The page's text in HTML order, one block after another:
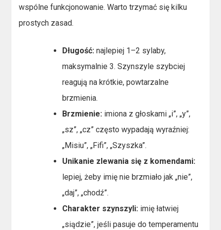
wspólne funkcjonowanie. Warto trzymać się kilku
prostych zasad.
Długość: najlepiej 1–2 sylaby,
maksymalnie 3. Szynszyle szybciej
reagują na krótkie, powtarzalne
brzmienia.
Brzmienie: imiona z głoskami „i”, „y”,
„sz”, „cz” często wypadają wyraźniej:
„Misiu”, „Fifi”, „Szyszka”.
Unikanie zlewania się z komendami:
lepiej, żeby imię nie brzmiało jak „nie”,
„daj”, „chodź”.
Charakter szynszyli: imię łatwiej
„siądzie”, jeśli pasuje do temperamentu